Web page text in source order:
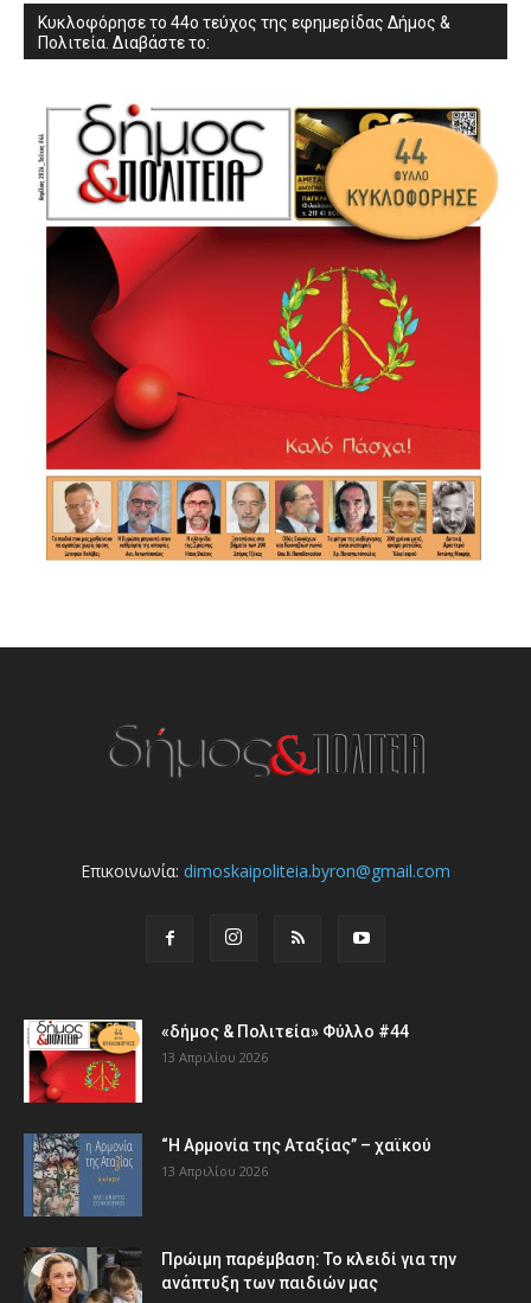
Κυκλοφόρησε το 44ο τεύχος της εφημερίδας Δήμος &
Πολιτεία. Διαβάστε το:
Επικοινωνία: dimoskaipoliteia.byron@gmail.com
«δήμος & Πολιτεία» Φύλλο #44
13 Απριλίου 2026
“Η Αρμονία της Αταξίας” – χαϊκού
13 Απριλίου 2026
Πρώιμη παρέμβαση: Το κλειδί για την
ανάπτυξη των παιδιών µας